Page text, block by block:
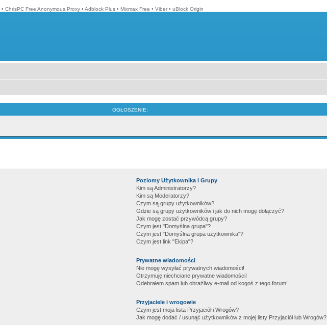
• ChrisPC Free Anonymous Proxy • Adblock Plus • Mixmax Free • Viber • uBlock Origin
OGŁOSZENIE:
Poziomy Użytkownika i Grupy
Kim są Administratorzy?
Kim są Moderatorzy?
Czym są grupy użytkowników?
Gdzie są grupy użytkowników i jak do nich mogę dołączyć?
Jak mogę zostać przywódcą grupy?
Czym jest "Domyślna grupa"?
Czym jest "Domyślna grupa użytkownika"?
Czym jest link "Ekipa"?
Prywatne wiadomości
Nie mogę wysyłać prywatnych wiadomości!
Otrzymuję niechciane prywatne wiadomości!
Odebrałem spam lub obraźliwy e-mail od kogoś z tego forum!
Przyjaciele i wrogowie
Czym jest moja lista Przyjaciół i Wrogów?
Jak mogę dodać / usunąć użytkowników z mojej listy Przyjaciół lub Wrogów?